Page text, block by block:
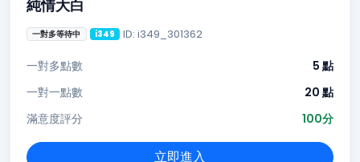
純情大白
一對多等待中 i349 ID: i349_301362
一對多點數
5 點
一對一點數
20 點
滿意度評分
100分
立即進入